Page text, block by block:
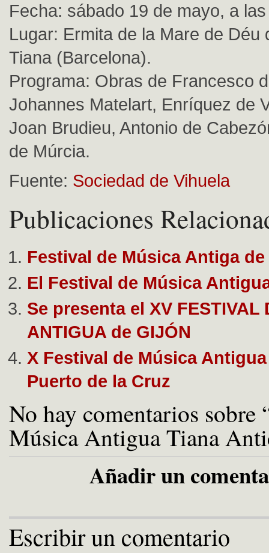
Fecha: sábado 19 de mayo, a las
Lugar: Ermita de la Mare de Déu
Tiana (Barcelona).
Programa: Obras de Francesco
Johannes Matelart, Enríquez de
Joan Brudieu, Antonio de
de Múrcia.
Fuente: Sociedad de Vihuela
Publicaciones
Festival de Música Antiga de
El Festival de Música
Se presenta el XV FESTIVAL
ANTIGUA de GIJÓN
X Festival de Música
Puerto de la Cruz
No hay comentarios sobre
Música Antigua Tiana
Añadir un
Escribir un comentario